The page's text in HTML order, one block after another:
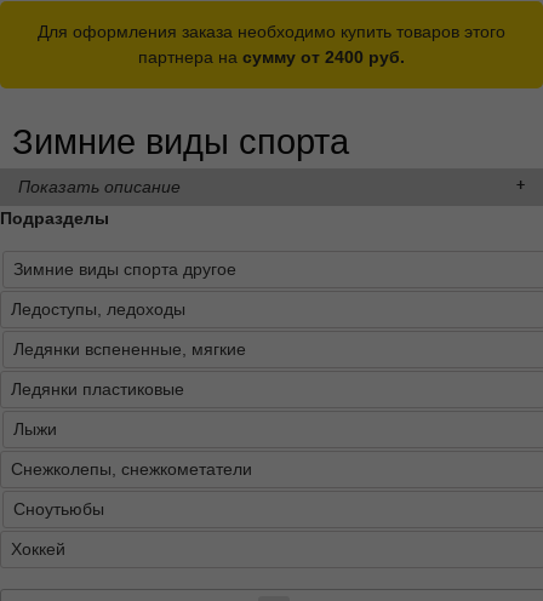
Для оформления заказа необходимо купить товаров этого
партнера на сумму от 2400 руб.
Зимние виды спорта
Показать описание
Подразделы
Зимние виды спорта другое
Ледоступы, ледоходы
Ледянки вспененные, мягкие
Ледянки пластиковые
Лыжи
Снежколепы, снежкометатели
Сноутьюбы
Хоккей